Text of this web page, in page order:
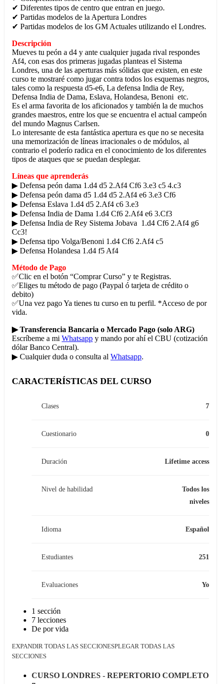
✔ Diferentes tipos de centro que entran en juego.
✔ Partidas modelos de la Apertura Londres
✔ Partidas modelos de los GM Actuales utilizando el Londres.
Descripción
Mueves tu peón a d4 y ante cualquier jugada rival respondes
Af4, con esas dos primeras jugadas planteas el Sistema
Londres, una de las aperturas más sólidas que existen, en este
curso te mostraré como jugar contra todos los esquemas negros,
tales como la respuesta d5-e6, La defensa India de Rey,
Defensa India de Dama, Eslava, Holandesa, Benoni etc.
Es el arma favorita de los aficionados y también la de muchos
grandes maestros, entre los que se encuentra el actual campeón
del mundo Magnus Carlsen.
Lo interesante de esta fantástica apertura es que no se necesita
una memorización de líneas irracionales o de módulos, al
contrario el poderío radica en el conocimiento de los diferentes
tipos de ataques que se puedan desplegar.
Líneas que aprenderás
▶ Defensa peón dama 1.d4 d5 2.Af4 Cf6 3.e3 c5 4.c3
▶ Defensa peón dama d5 1.d4 d5 2.Af4 e6 3.e3 Cf6
▶ Defensa Eslava 1.d4 d5 2.Af4 c6 3.e3
▶ Defensa India de Dama 1.d4 Cf6 2.Af4 e6 3.Cf3
▶ Defensa India de Rey Sistema Jobava 1.d4 Cf6 2.Af4 g6
Cc3!
▶ Defensa tipo Volga/Benoni 1.d4 Cf6 2.Af4 c5
▶ Defensa Holandesa 1.d4 f5 Af4
Método de Pago
✅Clic en el botón “Comprar Curso” y te Registras.
✅Eliges tu método de pago (Paypal ó tarjeta de crédito o
debito)
✅Una vez pago Ya tienes tu curso en tu perfil. *Acceso de por
vida.
▶ Transferencia Bancaria o Mercado Pago (solo ARG)
Escríbeme a mi Whatsapp y mando por ahí el CBU (cotización
dólar Banco Central).
▶ Cualquier duda o consulta al Whatsapp.
CARACTERÍSTICAS DEL CURSO
Clases 7
Cuestionario 0
Duración Lifetime access
Nivel de habilidad
Todos los
niveles
Idioma Español
Estudiantes 251
Evaluaciones Yo
1 sección
7 lecciones
De por vida
EXPANDIR TODAS LAS SECCIONESPLEGAR TODAS LAS
SECCIONES
CURSO LONDRES - REPERTORIO COMPLETO